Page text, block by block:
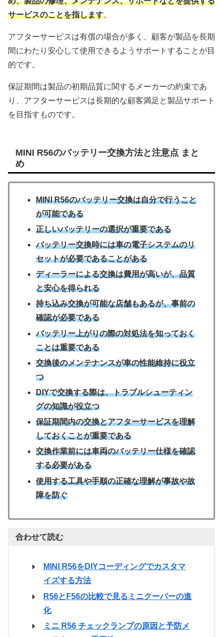
サービスのことを指します。
アフターサービスは有償の場合が多く、顧客が製品を長期
間にわたり安心して使用できるようサポートすることが目
的です。
保証期間は製品の初期品質に関するメーカーの約束であ
り、アフターサービスは長期的な顧客満足と製品サポート
を目指すものです。
MINI R56のバッテリー交換方法と注意点 まと
め
MINI R56のバッテリー交換は自分で行うこと
が可能である
正しいバッテリーの選択が重要である
バッテリー交換時には車の電子システムのリ
セットが必要であることがある
ディーラーによる交換は費用が高いが、品質
と安心を得られる
持ち込み交換が可能な店舗もあるが、事前の
確認が必要である
バッテリー上がりの際の対処法を知っておく
ことは重要である
交換後のメンテナンスが車の性能維持に役立
つ
DIYで交換する際は、トラブルシューティン
グの知識が役立つ
保証期間内の交換とアフターサービスを理解
しておくことが重要である
交換作業前には車両のバッテリー仕様を確認
する必要がある
使用する工具や手順の正確な理解が事故や故
障を防ぐ
合わせて読む
MINI R56をDIYコーディングでカスタマ
イズする方法
R56とF56の比較で見るミニクーパーの進
化
ミニ R56 チェックランプの原因と予防メ